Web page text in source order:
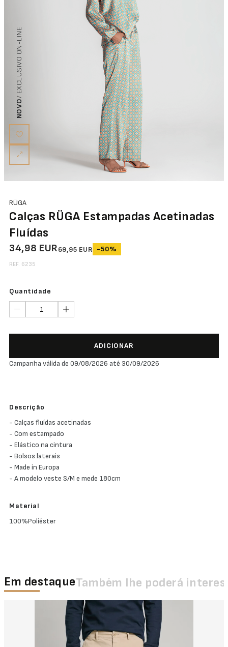
NOVO
/ EXCLUSIVO ON-LINE
RÜGA
Calças RÜGA Estampadas Acetinadas
Fluídas
34,98 EUR69,95 EUR -50%
REF. 6235
Quantidade
ADICIONAR
Campanha válida de 09/08/2026 até 30/09/2026
Descrição
- Calças fluídas acetinadas
- Com estampado
- Elástico na cintura
- Bolsos laterais
- Made in Europa
- A modelo veste S/M e mede 180cm
Material
100%Poliéster
Em destaqueTambém lhe poderá